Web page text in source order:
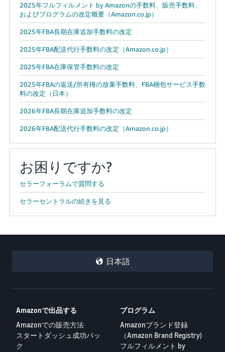
2025年フルフィルメント by Amazonの手数料、販売手数料、
およびプログラムの改定概要（Amazon.co.jp）
2025年FBA長期在庫追加手数料の改定
2025年FBA配送代行手数料の改定（Amazon.co.jp）
2025年FBA在庫保管手数料の改定
2025年FBAの返送/所有権の放棄手数料、FBA梱包サービス手数
料の改定（日本）
2026年FBA長期在庫追加手数料の改定
2026年FBA配送代行手数料の改定（Amazon.co.jp）
お困りですか?
セラーフォーラムで質問する
セラーセントラルの続きを見る
日本語
Amazonで出品する
Amazonでの販売方法
スタートダッシュ成功パッ
ク
プログラム
Amazonブランド登録
（Amazon Brand Registry)
フルフィルメント by